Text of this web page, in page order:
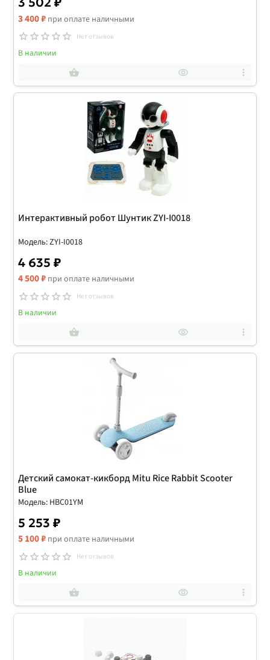
3 400 ₽ при оплате наличными
Нет отзывов
В наличии
Интерактивный робот Шунтик ZYI-I0018
Модель: ZYI-I0018
4 635 ₽
4 500 ₽ при оплате наличными
Нет отзывов
В наличии
Детский самокат-кикборд Mitu Rice Rabbit Scooter
Blue
Модель: HBC01YM
5 253 ₽
5 100 ₽ при оплате наличными
Нет отзывов
В наличии